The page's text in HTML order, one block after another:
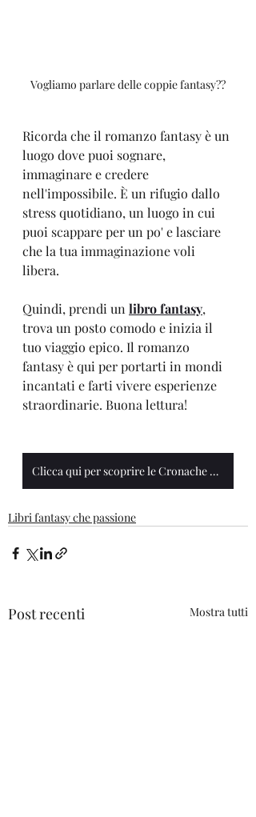
Vogliamo parlare delle coppie fantasy??
Ricorda che il romanzo fantasy è un
luogo dove puoi sognare,
immaginare e credere
nell'impossibile. È un rifugio dallo
stress quotidiano, un luogo in cui
puoi scappare per un po' e lasciare
che la tua immaginazione voli
libera.
Quindi, prendi un libro fantasy,
trova un posto comodo e inizia il
tuo viaggio epico. Il romanzo
fantasy è qui per portarti in mondi
incantati e farti vivere esperienze
straordinarie. Buona lettura!
Clicca qui per scoprire le Cronache del Continente
Libri fantasy che passione
Post recenti Mostra tutti